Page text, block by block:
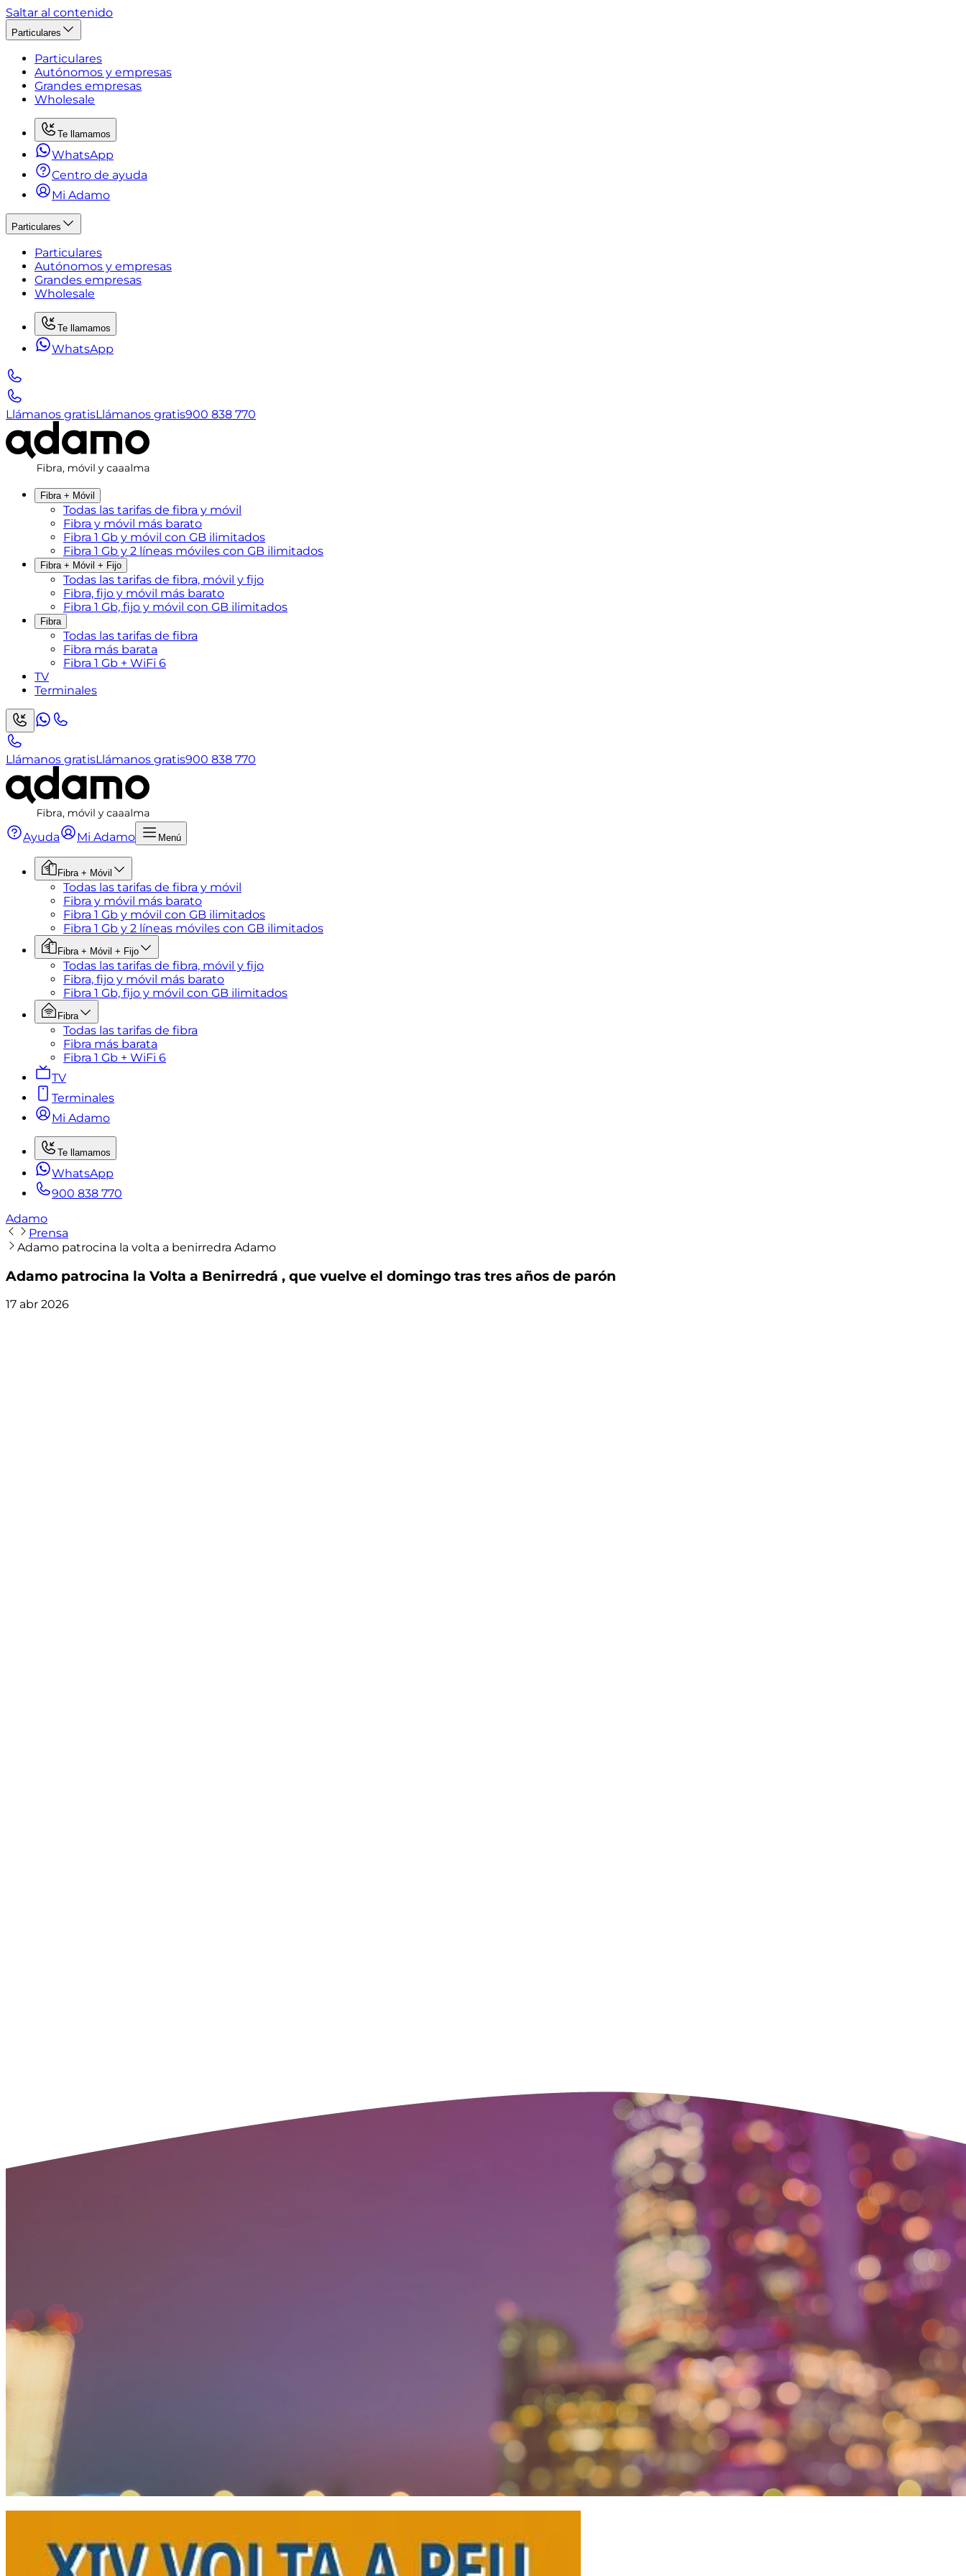
Saltar al contenido
Particulares
Particulares
Autónomos y empresas
Grandes empresas
Wholesale
Te llamamos
WhatsApp
Centro de ayuda
Mi Adamo
Particulares
Particulares
Autónomos y empresas
Grandes empresas
Wholesale
Te llamamos
WhatsApp
Llámanos gratisLlámanos gratis900 838 770
Fibra + Móvil
Todas las tarifas de fibra y móvil
Fibra y móvil más barato
Fibra 1 Gb y móvil con GB ilimitados
Fibra 1 Gb y 2 líneas móviles con GB ilimitados
Fibra + Móvil + Fijo
Todas las tarifas de fibra, móvil y fijo
Fibra, fijo y móvil más barato
Fibra 1 Gb, fijo y móvil con GB ilimitados
Fibra
Todas las tarifas de fibra
Fibra más barata
Fibra 1 Gb + WiFi 6
TV
Terminales
Llámanos gratisLlámanos gratis900 838 770
Ayuda Mi Adamo Menú
Fibra + Móvil
Todas las tarifas de fibra y móvil
Fibra y móvil más barato
Fibra 1 Gb y móvil con GB ilimitados
Fibra 1 Gb y 2 líneas móviles con GB ilimitados
Fibra + Móvil + Fijo
Todas las tarifas de fibra, móvil y fijo
Fibra, fijo y móvil más barato
Fibra 1 Gb, fijo y móvil con GB ilimitados
Fibra
Todas las tarifas de fibra
Fibra más barata
Fibra 1 Gb + WiFi 6
TV
Terminales
Mi Adamo
Te llamamos
WhatsApp
900 838 770
Adamo
Prensa
Adamo patrocina la volta a benirredra Adamo
Adamo patrocina la Volta a Benirredrá , que vuelve el domingo tras tres años de parón
17 abr 2026